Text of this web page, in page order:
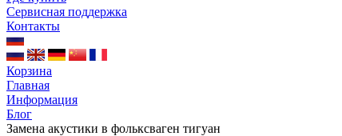
Сервисная поддержка
Контакты
Корзина
Главная
Информация
Блог
Замена акустики в фольксваген тигуан